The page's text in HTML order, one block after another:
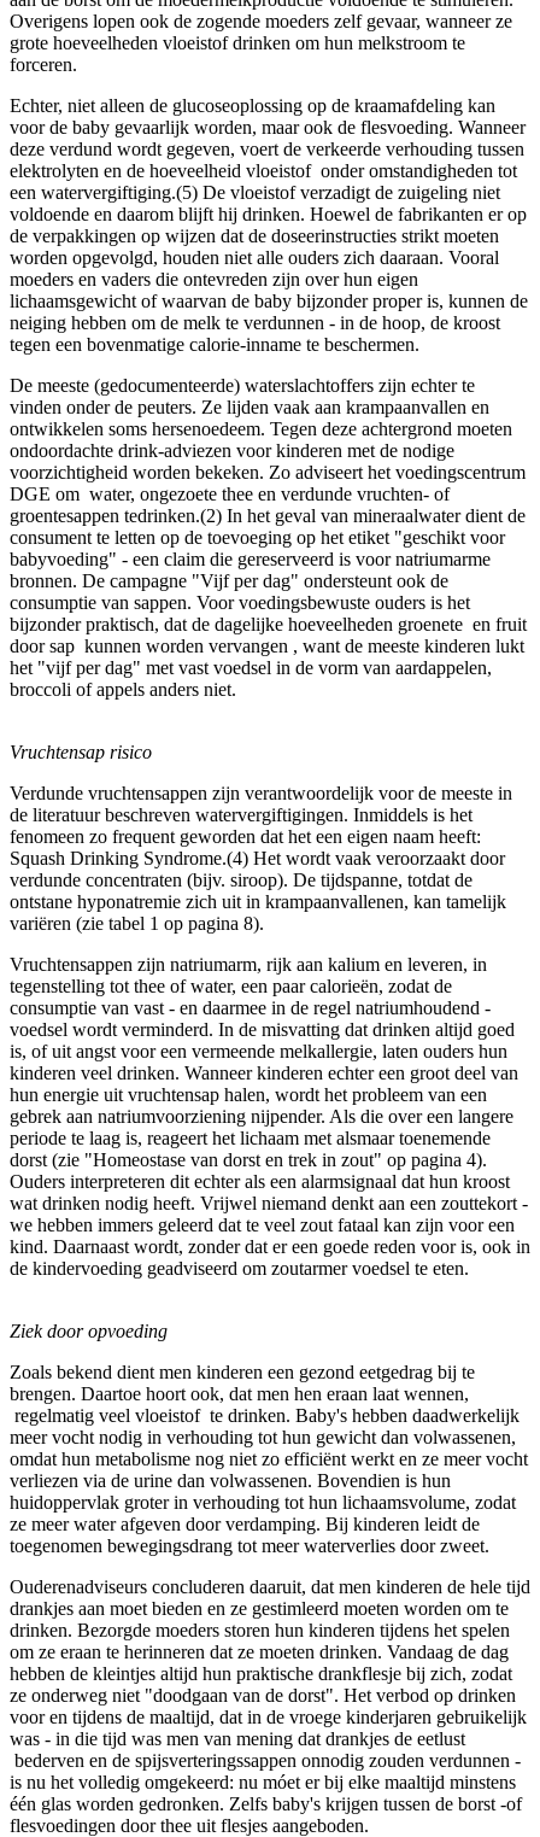
Overigens lopen ook de zogende moeders zelf gevaar, wanneer ze
grote hoeveelheden vloeistof drinken om hun melkstroom te
forceren.
Echter, niet alleen de glucoseoplossing op de kraamafdeling kan
voor de baby gevaarlijk worden, maar ook de flesvoeding. Wanneer
deze verdund wordt gegeven, voert de verkeerde verhouding tussen
elektrolyten en de hoeveelheid vloeistof onder omstandigheden tot
een watervergiftiging.(5) De vloeistof verzadigt de zuigeling niet
voldoende en daarom blijft hij drinken. Hoewel de fabrikanten er op
de verpakkingen op wijzen dat de doseerinstructies strikt moeten
worden opgevolgd, houden niet alle ouders zich daaraan. Vooral
moeders en vaders die ontevreden zijn over hun eigen
lichaamsgewicht of waarvan de baby bijzonder proper is, kunnen de
neiging hebben om de melk te verdunnen - in de hoop, de kroost
tegen een bovenmatige calorie-inname te beschermen.
De meeste (gedocumenteerde) waterslachtoffers zijn echter te
vinden onder de peuters. Ze lijden vaak aan krampaanvallen en
ontwikkelen soms hersenoedeem. Tegen deze achtergrond moeten
ondoordachte drink-adviezen voor kinderen met de nodige
voorzichtigheid worden bekeken. Zo adviseert het voedingscentrum
DGE om water, ongezoete thee en verdunde vruchten- of
groentesappen tedrinken.(2) In het geval van mineraalwater dient de
consument te letten op de toevoeging op het etiket "geschikt voor
babyvoeding" - een claim die gereserveerd is voor natriumarme
bronnen. De campagne "Vijf per dag" ondersteunt ook de
consumptie van sappen. Voor voedingsbewuste ouders is het
bijzonder praktisch, dat de dagelijke hoeveelheden groenete en fruit
door sap kunnen worden vervangen , want de meeste kinderen lukt
het "vijf per dag" met vast voedsel in de vorm van aardappelen,
broccoli of appels anders niet.
Vruchtensap risico
Verdunde vruchtensappen zijn verantwoordelijk voor de meeste in
de literatuur beschreven watervergiftigingen. Inmiddels is het
fenomeen zo frequent geworden dat het een eigen naam heeft:
Squash Drinking Syndrome.(4) Het wordt vaak veroorzaakt door
verdunde concentraten (bijv. siroop). De tijdspanne, totdat de
ontstane hyponatremie zich uit in krampaanvallenen, kan tamelijk
variëren (zie tabel 1 op pagina 8).
Vruchtensappen zijn natriumarm, rijk aan kalium en leveren, in
tegenstelling tot thee of water, een paar calorieën, zodat de
consumptie van vast - en daarmee in de regel natriumhoudend -
voedsel wordt verminderd. In de misvatting dat drinken altijd goed
is, of uit angst voor een vermeende melkallergie, laten ouders hun
kinderen veel drinken. Wanneer kinderen echter een groot deel van
hun energie uit vruchtensap halen, wordt het probleem van een
gebrek aan natriumvoorziening nijpender. Als die over een langere
periode te laag is, reageert het lichaam met alsmaar toenemende
dorst (zie "Homeostase van dorst en trek in zout" op pagina 4).
Ouders interpreteren dit echter als een alarmsignaal dat hun kroost
wat drinken nodig heeft. Vrijwel niemand denkt aan een zouttekort -
we hebben immers geleerd dat te veel zout fataal kan zijn voor een
kind. Daarnaast wordt, zonder dat er een goede reden voor is, ook in
de kindervoeding geadviseerd om zoutarmer voedsel te eten.
Ziek door opvoeding
Zoals bekend dient men kinderen een gezond eetgedrag bij te
brengen. Daartoe hoort ook, dat men hen eraan laat wennen,
regelmatig veel vloeistof te drinken. Baby's hebben daadwerkelijk
meer vocht nodig in verhouding tot hun gewicht dan volwassenen,
omdat hun metabolisme nog niet zo efficiënt werkt en ze meer vocht
verliezen via de urine dan volwassenen. Bovendien is hun
huidoppervlak groter in verhouding tot hun lichaamsvolume, zodat
ze meer water afgeven door verdamping. Bij kinderen leidt de
toegenomen bewegingsdrang tot meer waterverlies door zweet.
Ouderenadviseurs concluderen daaruit, dat men kinderen de hele tijd
drankjes aan moet bieden en ze gestimleerd moeten worden om te
drinken. Bezorgde moeders storen hun kinderen tijdens het spelen
om ze eraan te herinneren dat ze moeten drinken. Vandaag de dag
hebben de kleintjes altijd hun praktische drankflesje bij zich, zodat
ze onderweg niet "doodgaan van de dorst". Het verbod op drinken
voor en tijdens de maaltijd, dat in de vroege kinderjaren gebruikelijk
was - in die tijd was men van mening dat drankjes de eetlust
bederven en de spijsverteringssappen onnodig zouden verdunnen -
is nu het volledig omgekeerd: nu móet er bij elke maaltijd minstens
één glas worden gedronken. Zelfs baby's krijgen tussen de borst -of
flesvoedingen door thee uit flesjes aangeboden.